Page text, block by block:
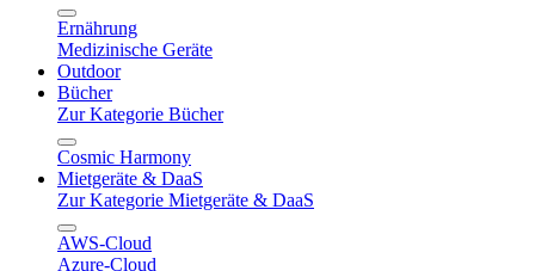
Ernährung
Medizinische Geräte
Outdoor
Bücher
Zur Kategorie Bücher
Cosmic Harmony
Mietgeräte & DaaS
Zur Kategorie Mietgeräte & DaaS
AWS-Cloud
Azure-Cloud